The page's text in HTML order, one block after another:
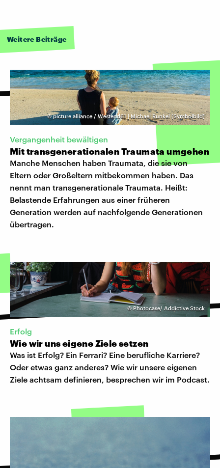
Weitere Beiträge
©picture alliance / Westend61 | Michael Runkel (Symbolbild)
Vergangenheit bewältigen
Mit transgenerationalen Traumata umgehen
Manche Menschen haben Traumata, die sie von
Eltern oder Großeltern mitbekommen haben. Das
nennt man transgenerationale Traumata. Heißt:
Belastende Erfahrungen aus einer früheren
Generation werden auf nachfolgende Generationen
übertragen.
© Photocase/ Addictive Stock
Erfolg
Wie wir uns eigene Ziele setzen
Was ist Erfolg? Ein Ferrari? Eine berufliche Karriere?
Oder etwas ganz anderes? Wie wir unsere eigenen
Ziele achtsam definieren, besprechen wir im Podcast.